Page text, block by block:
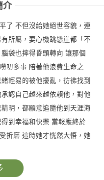
介
了 不但沒給她絕世容貌，連
所屬，耍心機跳懸崖都「不
袋也摔得昏頭轉向 讓那個
叨多事 陪著他浪費生命之
輕易的被他擾亂，彷彿找到
認自己越來越依賴他，對他
明，都願意追隨他到天涯海
到幸福和快樂 當報應終於
折磨 這時她才恍然大悟，她